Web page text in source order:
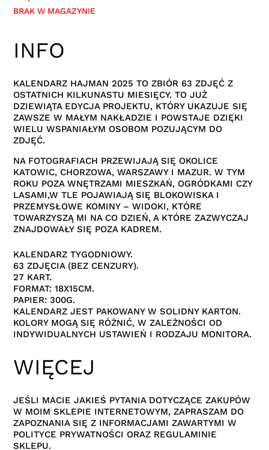
BRAK W MAGAZYNIE
INFO
KALENDARZ HAJMAN 2025 TO ZBIÓR 63 ZDJĘĆ Z
OSTATNICH KILKUNASTU MIESIĘCY. TO JUŻ
DZIEWIĄTA EDYCJA PROJEKTU, KTÓRY UKAZUJE SIĘ
ZAWSZE W MAŁYM NAKŁADZIE I POWSTAJE DZIĘKI
WIELU WSPANIAŁYM OSOBOM POZUJĄCYM DO
ZDJĘĆ.
NA FOTOGRAFIACH PRZEWIJAJĄ SIĘ OKOLICE
KATOWIC, CHORZOWA, WARSZAWY I MAZUR. W TYM
ROKU POZA WNĘTRZAMI MIESZKAŃ, OGRÓDKAMI CZY
LASAMI,W TLE POJAWIAJĄ SIĘ BLOKOWISKA I
PRZEMYSŁOWE KOMINY – WIDOKI, KTÓRE
TOWARZYSZĄ MI NA CO DZIEŃ, A KTÓRE ZAZWYCZAJ
ZNAJDOWAŁY SIĘ POZA KADREM.
KALENDARZ TYGODNIOWY.
63 ZDJĘCIA (BEZ CENZURY).
27 KART.
FORMAT: 18X15CM.
PAPIER: 300G.
KALENDARZ JEST PAKOWANY W SOLIDNY KARTON.
KOLORY MOGĄ SIĘ RÓŻNIĆ, W ZALEŻNOŚCI OD
INDYWIDUALNYCH USTAWIEŃ I RODZAJU MONITORA.
WIĘCEJ
JEŚLI MACIE JAKIEŚ PYTANIA DOTYCZĄCE ZAKUPÓW
W MOIM SKLEPIE INTERNETOWYM, ZAPRASZAM DO
ZAPOZNANIA SIĘ Z INFORMACJAMI ZAWARTYMI W
POLITYCE PRYWATNOŚCI ORAZ REGULAMINIE
SKLEPU.